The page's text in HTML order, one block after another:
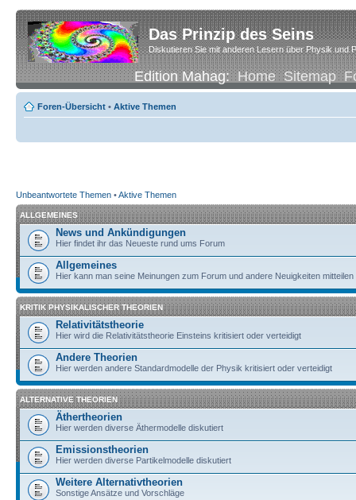
Das Prinzip des Seins
Diskutieren Sie mit anderen Lesern über Physik und
Edition Mahag:Home Sitemap
Foren-Übersicht • Aktive Themen
Unbeantwortete Themen •Aktive Themen
ALLGEMEINES
News und Ankündigungen
Hier findet ihr das Neueste rund ums Forum
Allgemeines
Hier kann man seine Meinungen zum Forum und andere Neuigkeiten mitteilen
KRITIK PHYSIKALISCHER THEORIEN
Relativitätstheorie
Hier wird die Relativitätstheorie Einsteins kritisiert oder verteidigt
Andere Theorien
Hier werden andere Standardmodelle der Physik kritisiert oder verteidigt
ALTERNATIVE THEORIEN
Äthertheorien
Hier werden diverse Äthermodelle diskutiert
Emissionstheorien
Hier werden diverse Partikelmodelle diskutiert
Weitere Alternativtheorien
Sonstige Ansätze und Vorschläge